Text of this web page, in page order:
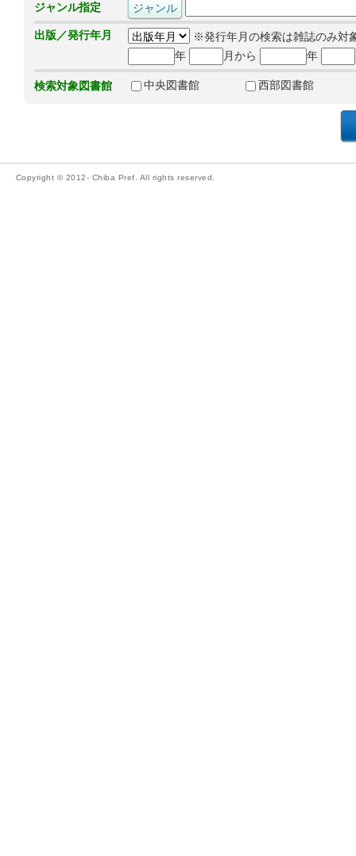
ジャンル指定
出版／発行年月
※発行年月の検索は雑誌のみ対
年
月から 年
検索対象図書館 中央図書館 西部図書館
Copyright © 2012- Chiba Pref. All rights reserved.